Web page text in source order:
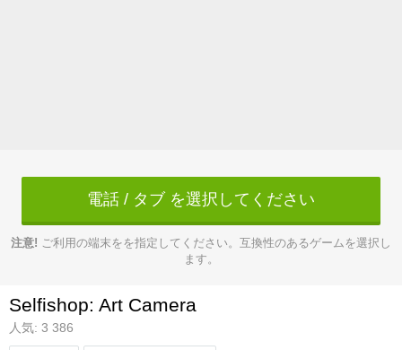
電話 / タブ を選択してください
注意! ご利用の端末をを指定してください。互換性のあるゲームを選択し
ます。
Selfishop: Art Camera
人気: 3 386